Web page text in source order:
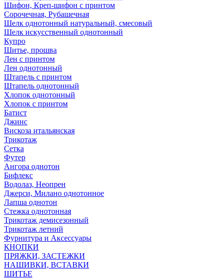
Шифон, Креп-шифон с принтом
Сорочечная, Рубашечная
Шелк однотонный натуральный, смесовый
Шелк искусственный однотонный
Купро
Шитье, прошва
Лен с принтом
Лен однотонный
Штапель с принтом
Штапель однотонный
Хлопок однотонный
Хлопок с принтом
Батист
Джинс
Вискоза итальянская
Трикотаж
Сетка
Футер
Ангора однотон
Бифлекс
Водолаз, Неопрен
Джерси, Милано однотонное
Лапша однотон
Стежка однотонная
Трикотаж демисезонный
Трикотаж летний
Фурнитура и Аксессуары
КНОПКИ
ПРЯЖКИ, ЗАСТЕЖКИ
НАШИВКИ, ВСТАВКИ
ШИТЬЕ